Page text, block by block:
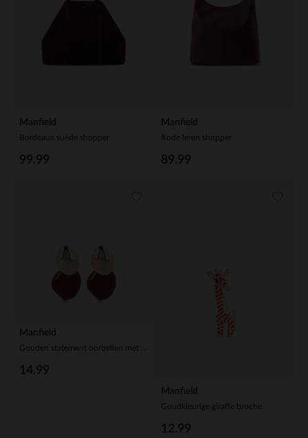
Manfield
Bordeaux suède shopper
99.99
Manfield
Rode leren shopper
89.99
Manfield
14.99
Manfield
Goudkleurige giraffe broche
12.99